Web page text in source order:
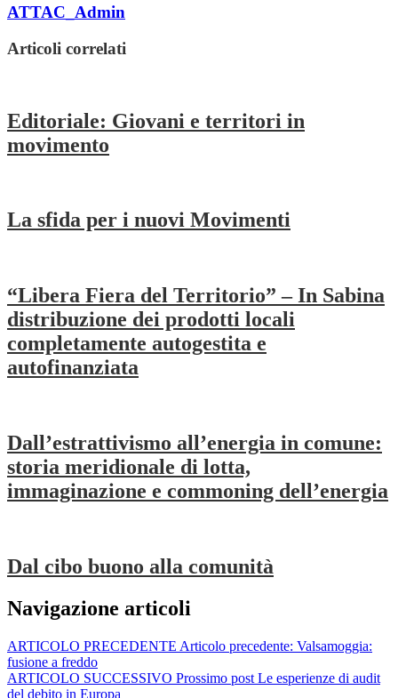
ATTAC_Admin
Articoli correlati
Editoriale: Giovani e territori in
movimento
La sfida per i nuovi Movimenti
“Libera Fiera del Territorio” – In Sabina
distribuzione dei prodotti locali
completamente autogestita e
autofinanziata
Dall’estrattivismo all’energia in comune:
storia meridionale di lotta,
immaginazione e commoning dell’energia
Dal cibo buono alla comunità
Navigazione articoli
ARTICOLO PRECEDENTE Articolo precedente: Valsamoggia:
fusione a freddo
ARTICOLO SUCCESSIVO Prossimo post Le esperienze di audit
del debito in Europa